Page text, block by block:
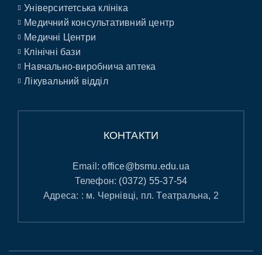
Університетська клініка
Медичний консультативний центр
Медичні Центри
Клінічні бази
Навчально-виробнича аптека
Лікувальний відділ
КОНТАКТИ
Email:office@bsmu.edu.ua
Телефон: (0372) 55-37-54
Адреса: : м. Чернівці, пл. Театральна, 2